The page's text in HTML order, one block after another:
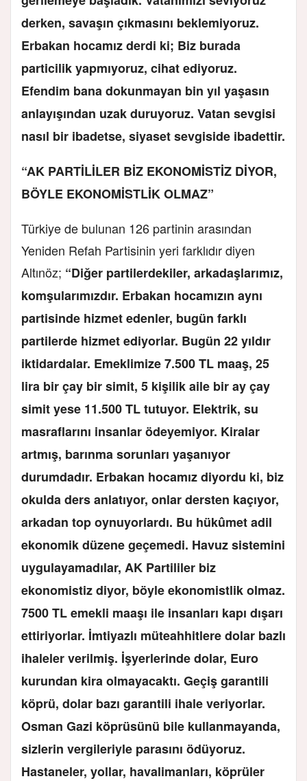
derken, savaşın çıkmasını beklemiyoruz.
Erbakan hocamız derdi ki; Biz burada
particilik yapmıyoruz, cihat ediyoruz.
Efendim bana dokunmayan bin yıl yaşasın
anlayışından uzak duruyoruz. Vatan sevgisi
nasıl bir ibadetse, siyaset sevgiside ibadettir.
“AK PARTİLİLER BİZ EKONOMİSTİZ DİYOR,
BÖYLE EKONOMİSTLİK OLMAZ”
Türkiye de bulunan 126 partinin arasından
Yeniden Refah Partisinin yeri farklıdır diyen
Altınöz; “Diğer partilerdekiler, arkadaşlarımız,
komşularımızdır. Erbakan hocamızın aynı
partisinde hizmet edenler, bugün farklı
partilerde hizmet ediyorlar. Bugün 22 yıldır
iktidardalar. Emeklimize 7.500 TL maaş, 25
lira bir çay bir simit, 5 kişilik aile bir ay çay
simit yese 11.500 TL tutuyor. Elektrik, su
masraflarını insanlar ödeyemiyor. Kiralar
artmış, barınma sorunları yaşanıyor
durumdadır. Erbakan hocamız diyordu ki, biz
okulda ders anlatıyor, onlar dersten kaçıyor,
arkadan top oynuyorlardı. Bu hükûmet adil
ekonomik düzene geçemedi. Havuz sistemini
uygulayamadılar, AK Partililer biz
ekonomistiz diyor, böyle ekonomistlik olmaz.
7500 TL emekli maaşı ile insanları kapı dışarı
ettiriyorlar. İmtiyazlı müteahhitlere dolar bazlı
ihaleler verilmiş. İşyerlerinde dolar, Euro
kurundan kira olmayacaktı. Geçiş garantili
köprü, dolar bazı garantili ihale veriyorlar.
Osman Gazi köprüsünü bile kullanmayanda,
sizlerin vergileriyle parasını ödüyoruz.
Hastaneler, yollar, havalimanları, köprüler